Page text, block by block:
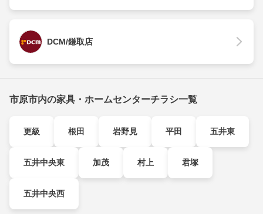
DCM/鎌取店
市原市内の家具・ホームセンターチラシ一覧
更級 根田 岩野見 平田 五井東
五井中央東 加茂 村上 君塚
五井中央西